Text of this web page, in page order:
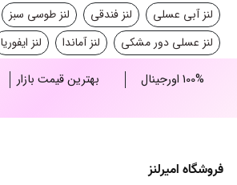
لنز آبی عسلی
لنز فندقی
لنز طوسی سبز
لنز عسلی دور مشکی
لنز آماندا لنز ایفوریا
100% اورجینال بهترین قیمت بازار
فروشگاه امیرلنز